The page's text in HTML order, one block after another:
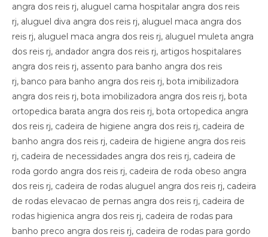
angra dos reis rj, aluguel cama hospitalar angra dos reis
rj, aluguel diva angra dos reis rj, aluguel maca angra dos
reis rj, aluguel maca angra dos reis rj, aluguel muleta angra
dos reis rj, andador angra dos reis rj, artigos hospitalares
angra dos reis rj, assento para banho angra dos reis
rj, banco para banho angra dos reis rj, bota imibilizadora
angra dos reis rj, bota imobilizadora angra dos reis rj, bota
ortopedica barata angra dos reis rj, bota ortopedica angra
dos reis rj, cadeira de higiene angra dos reis rj, cadeira de
banho angra dos reis rj, cadeira de higiene angra dos reis
rj, cadeira de necessidades angra dos reis rj, cadeira de
roda gordo angra dos reis rj, cadeira de roda obeso angra
dos reis rj, cadeira de rodas aluguel angra dos reis rj, cadeira
de rodas elevacao de pernas angra dos reis rj, cadeira de
rodas higienica angra dos reis rj, cadeira de rodas para
banho preco angra dos reis rj, cadeira de rodas para gordo